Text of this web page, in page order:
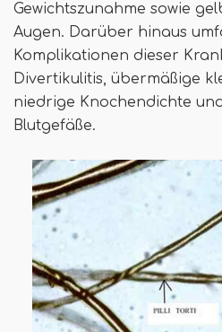
Gewichtszunahme sowie
Augen. Darüber hinaus
Komplikationen dieser
Divertikulitis, übermäßige
niedrige Knochendichte
Blutgefäße.